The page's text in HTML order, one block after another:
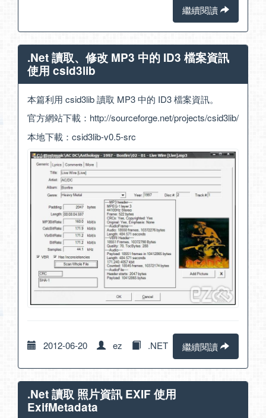
繼續閱讀
.Net 讀取、修改 MP3 中的 ID3 檔案資訊
使用 csid3lib
本篇利用 csid3lib 讀取 MP3 中的 ID3 檔案資訊。
官方網站下載： http://sourceforge.net/projects/csid3lib/
本地下載： csid3lib-v0.5-src
2012-06-20 ez .NET 繼續閱讀
.Net 讀取 照片資訊 EXIF 使用
ExifMetadata